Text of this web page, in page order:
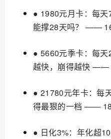
● 1980元月卡：每
能撑28天吗？ ——
● 5660元季卡：每
越快，崩得越快 ——
● 21780元年卡：
得最狠的一档 ——
● 日化3%：年化